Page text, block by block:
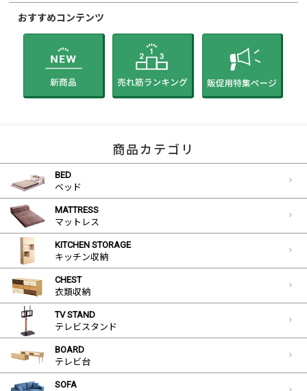
おすすめコンテンツ
商品カテゴリ
BED
ベッド
MATTRESS
マットレス
KITCHEN STORAGE
キッチン収納
CHEST
衣類収納
TV STAND
テレビスタンド
BOARD
テレビ台
SOFA